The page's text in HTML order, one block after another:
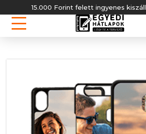
15.000 Forint felett ingyenes kiszállítás!